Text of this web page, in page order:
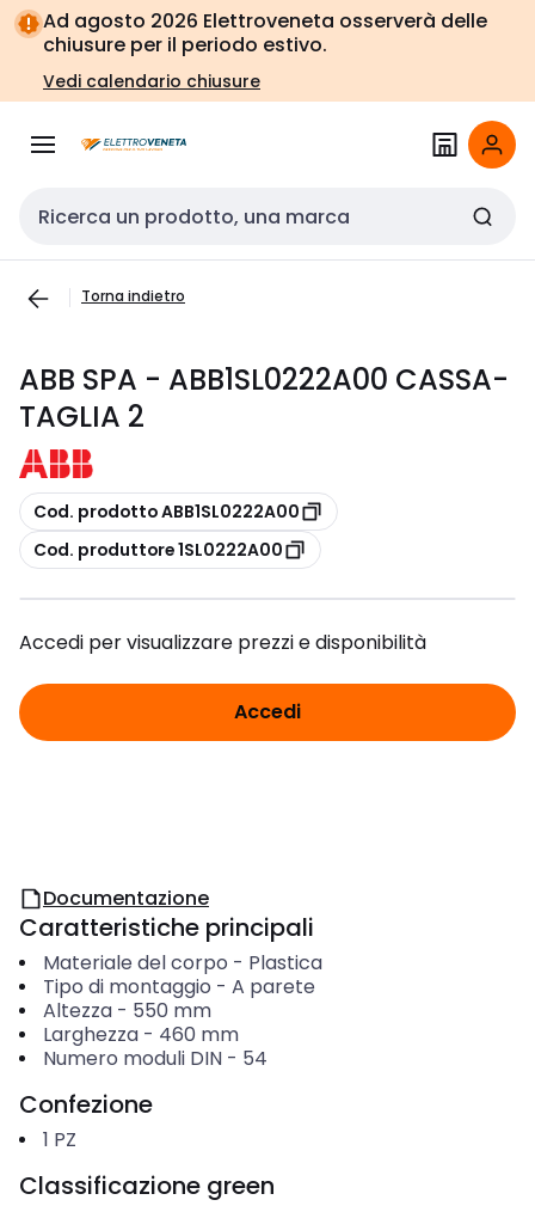
Vai alla
navigazione
Vai
alla
pagina
Ad agosto 2026 Elettroveneta osserverà delle
chiusure per il periodo estivo.
Vedi calendario chiusure
Cerca input
Torna indietro
ABB SPA - ABB1SL0222A00 CASSA-
TAGLIA 2
copia
Cod. prodotto ABB1SL0222A00
copia
Cod. produttore 1SL0222A00
Accedi per visualizzare prezzi e disponibilità
Accedi
Documentazione
Caratteristiche principali
Materiale del corpo - Plastica
Tipo di montaggio - A parete
Altezza- 550 mm
Larghezza- 460 mm
Numero moduli DIN- 54
Confezione
1 PZ
Classificazione green